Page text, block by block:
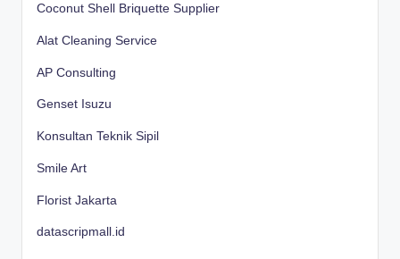
Coconut Shell Briquette Supplier
Alat Cleaning Service
AP Consulting
Genset Isuzu
Konsultan Teknik Sipil
Smile Art
Florist Jakarta
datascripmall.id